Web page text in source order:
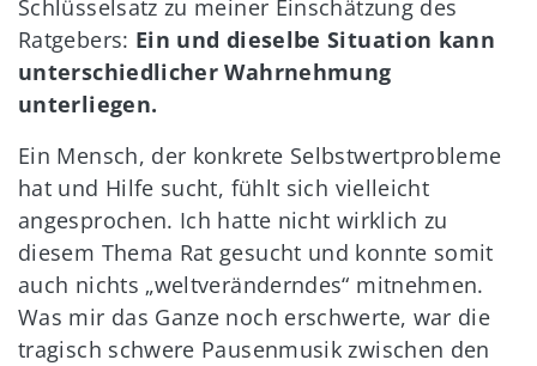
Schlüsselsatz zu meiner Einschätzung des
Ratgebers: Ein und dieselbe Situation kann
unterschiedlicher Wahrnehmung
unterliegen.
Ein Mensch, der konkrete Selbstwertprobleme
hat und Hilfe sucht, fühlt sich vielleicht
angesprochen. Ich hatte nicht wirklich zu
diesem Thema Rat gesucht und konnte somit
auch nichts „weltveränderndes“ mitnehmen.
Was mir das Ganze noch erschwerte, war die
tragisch schwere Pausenmusik zwischen den